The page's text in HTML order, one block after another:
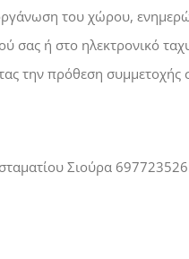
του χώρου,
σας ή στο ηλεκτρονικό
την πρόθεση συμμετοχής
Σιούρα